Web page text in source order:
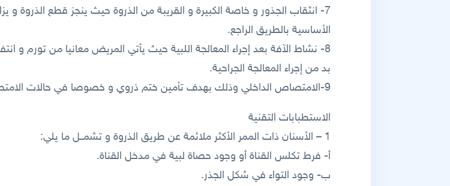
7- انثقاب الجذور و خاصة الكبيرة و القريبة من الذروة حيث ينجز قطع الذروة و
الأساسية بالطريق الراجع.
8- نشاط الآفة بعد إجراء المعالجة اللبية حيث يأتي المريض معانيا من تورم و
بد من إجراء المعالجة الجراحية.
9-الامتصاص الداخلي وذلك بهدف تأمين ختم ذروي و خصوصا في حالات الامتصاص الشديدة.
الاستطبابات التقنية
1 – الأسنان ذات الممر الأكثر ملائمة عن طريق الذروة و تشمــل ما يلي:
أ- فرط تكلس القناة أو وجود حصاة لبية في مدخل القناة.
ب- وجود التواء في شكل الجذر.